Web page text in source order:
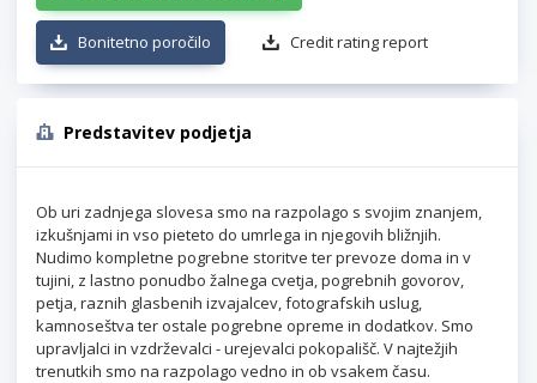
Bonitetno poročilo Credit rating report
Predstavitev podjetja
Ob uri zadnjega slovesa smo na razpolago s svojim znanjem,
izkušnjami in vso pieteto do umrlega in njegovih bližnjih.
Nudimo kompletne pogrebne storitve ter prevoze doma in v
tujini, z lastno ponudbo žalnega cvetja, pogrebnih govorov,
petja, raznih glasbenih izvajalcev, fotografskih uslug,
kamnoseštva ter ostale pogrebne opreme in dodatkov. Smo
upravljalci in vzdrževalci - urejevalci pokopališč. V najtežjih
trenutkih smo na razpolago vedno in ob vsakem času.